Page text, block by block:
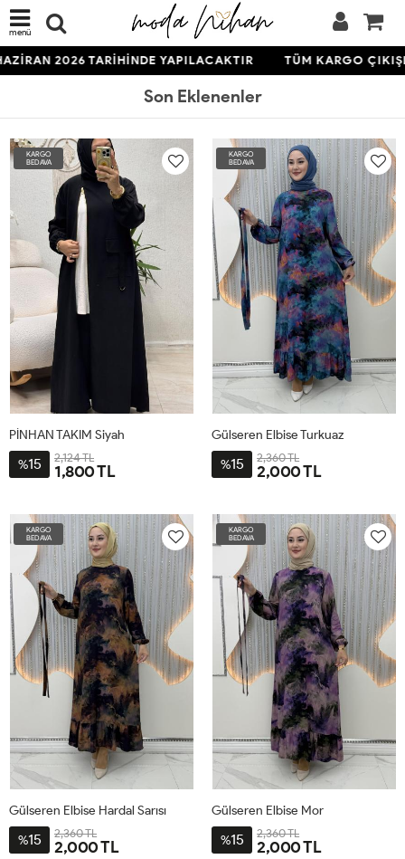
menü
2026 TARİHİNDE YAPILACAKTIR TÜM KARGO
Son Eklenenler
KARGO
BEDAVA
60-
62
52-
54
56-
58
48-
50
64-
66
PİNHAN TAKIM Siyah
%15 2,124 TL
1,800 TL
KARGO
BEDAVA
44
40-
42
46
48
50
52
Gülseren Elbise Turkuaz
%15 2,360 TL
2,000 TL
KARGO
BEDAVA
Gülseren Elbise Hardal Sarısı
%15 2,360 TL
2,000 TL
KARGO
BEDAVA
Gülseren Elbise Mor
%15 2,360 TL
2,000 TL